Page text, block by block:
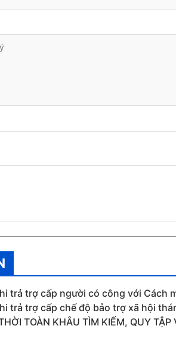
trả trợ cấp người có công với Cách
trả trợ cấp chế độ bảo trợ xã hội
TOÀN KHÂU TÌM KIẾM, QUY